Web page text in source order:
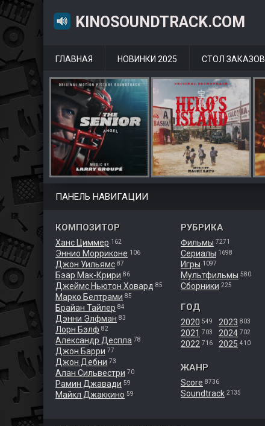
KINOSOUNDTRACK.COM
ГЛАВНАЯ НОВИНКИ 2025 СТОЛ ЗАКАЗОВ
ПАНЕЛЬ НАВИГАЦИИ
КОМПОЗИТОР
Ханс Циммер 162
Эннио Морриконе 106
Джон Уильямс 87
Бэар Мак-Крири 86
Джеймс Ньютон Ховард 85
Марко Белтрами 85
Брайан Тайлер 84
Дэнни Элфман 83
Лорн Бэлф 82
Александр Деспла 78
Джон Барри 77
Джон Дебни 73
Алан Сильвестри 70
Рамин Джавади 59
Майкл Джаккино 59
РУБРИКА
Фильмы 7271
Сериалы 1698
Игры 1097
Мультфильмы 580
Сборники 225
ГОД
2020 549
2021 703
2022 716
2023 803
2024 702
2025 410
ЖАНР
Score 8736
Soundtrack 2135